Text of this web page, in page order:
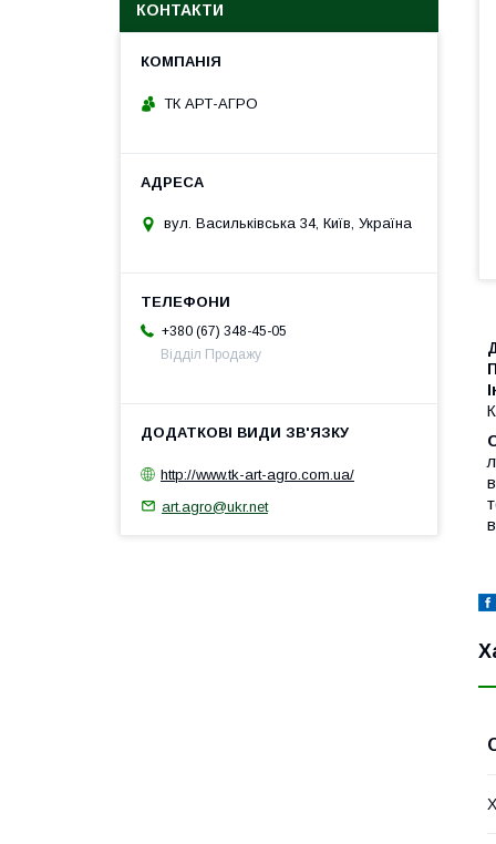
КОНТАКТИ
ТК АРТ-АГРО
вул. Васильківська 34, Київ, Україна
+380 (67) 348-45-05
Відділ Продажу
http://www.tk-art-agro.com.ua/
art.agro@ukr.net